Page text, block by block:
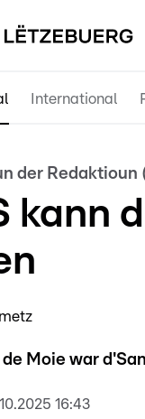
International
der
kann
de Moie war
16:43